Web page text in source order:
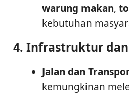
warung makan,
kebutuhan
4. Infrastruktur
Jalan dan
kemungkinan